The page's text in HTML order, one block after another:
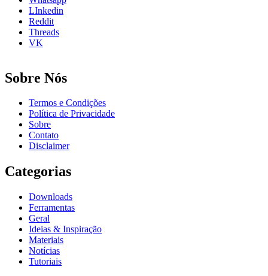
LInkedin
Reddit
Threads
VK
Sobre Nós
Termos e Condições
Política de Privacidade
Sobre
Contato
Disclaimer
Categorias
Downloads
Ferramentas
Geral
Ideias & Inspiração
Materiais
Notícias
Tutoriais